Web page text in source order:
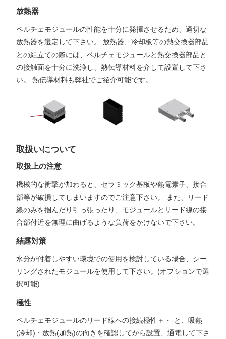
放熱器
ペルチェモジュールの性能を十分に発揮させるため、適切な
放熱器を選定して下さい。 放熱器、冷却板等の熱交換器部品
との組立ての際には、ペルチェモジュールと熱交換器部品と
の接触面を十分に洗浄し、熱伝導材料を介して設置して下さ
い。 熱伝導材料も弊社でご紹介可能です。
取扱いについて
取扱上の注意
機械的な衝撃が加わると、セラミック基板や熱電素子、接合
部等が破損してしまいますのでご注意下さい。 また、リード
線のみを掴んだり引っ張ったり、モジュールとリード線の接
合部付近を無理に曲げるような負荷をかけないで下さい。
結露対策
水分が付着しやすい環境での使用を検討している場合、シー
リングされたモジュールを使用して下さい。(オプションで選
択可能)
極性
ペルチェモジュールのリード線への接続極性＋・-と、吸熱
(冷却)・放熱(加熱)の向きを確認してから設置、通電して下さ